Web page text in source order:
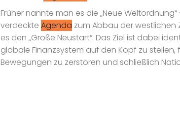
Früher nannte man es die „Neue
verdeckte Agenda zum Abbau der westlichen
es den „Große Neustart“. Das Ziel ist dabei
globale Finanzsystem auf den Kopf zu stellen,
Bewegungen zu zerstören und schließlich